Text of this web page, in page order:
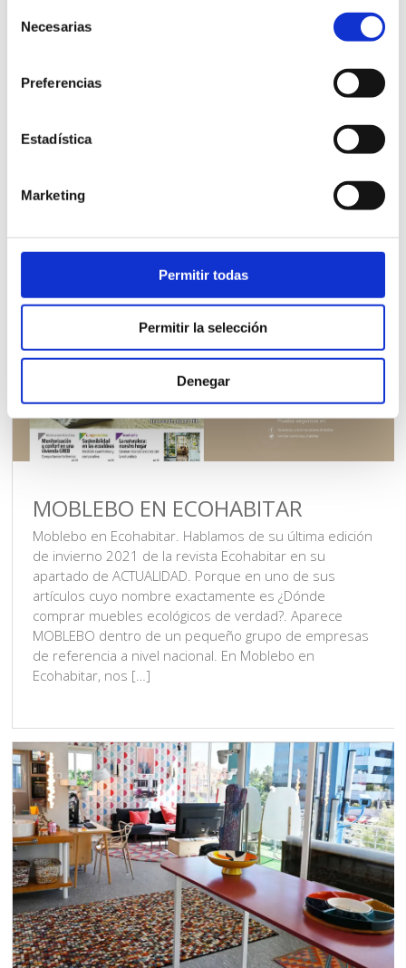
Necesarias
Preferencias
Estadística
Marketing
Permitir todas
Permitir la selección
Denegar
MADERA, TELAS NATURALES
Madera telas naturales. Empezamos mes y en nuestro
pequeño laboratorio empezamos también a cuajar otro
proyecto pendiente desde hace tiempo. En esta
ocasión le ha tocado el turno a los cabezales de cama.
Una de las piezas más complicadas de armonizar en
términos de diseño. Aparentemente una pieza sencilla
MOBLEBO EN ECOHABITAR
Moblebo en Ecohabitar. Hablamos de su última edición
de invierno 2021 de la revista Ecohabitar en su
apartado de ACTUALIDAD. Porque en uno de sus
artículos cuyo nombre exactamente es ¿Dónde
comprar muebles ecológicos de verdad?. Aparece
MOBLEBO dentro de un pequeño grupo de empresas
de referencia a nivel nacional. En Moblebo en
Ecohabitar, nos […]